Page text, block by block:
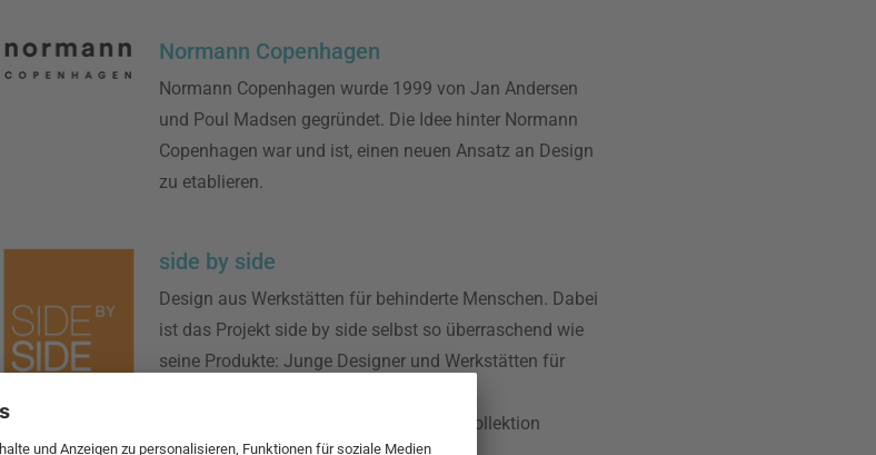
Normann Copenhagen
Normann Copenhagen wurde 1999 von Jan Andersen
und Poul Madsen gegründet. Die Idee hinter Normann
Copenhagen war und ist, einen neuen Ansatz an Design
zu etablieren.
side by side
Design aus Werkstätten für behinderte Menschen. Dabei
ist das Projekt side by side selbst so überraschend wie
seine Produkte: Junge Designer und Werkstätten für
zusammengeschlossen und eine neue Kollektion